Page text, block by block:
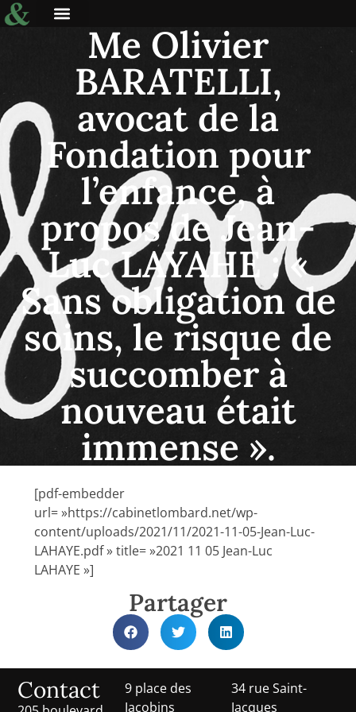
Me Olivier
BARATELLI,
avocat de la
Fondation pour
l’enfance, à
propos de Jean-
Luc LAYAHE : «
Sans obligation de
soins, le risque de
succomber à
nouveau était
immense ».
[pdf-embedder
url= »https://cabinetlombard.net/wp-
content/uploads/2021/11/2021-11-05-Jean-Luc-
LAHAYE.pdf » title= »2021 11 05 Jean-Luc
LAHAYE »]
Partager
Contact
9 place des
Jacobins
34 rue Saint-
Jacques